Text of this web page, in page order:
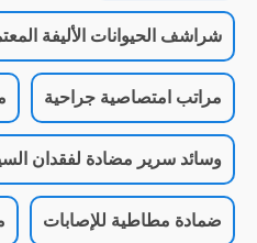
شراشف الحيوانات الأليفة
مراتب امتصاصية جراحية
وسائد سرير مضادة لفقدان
ضمادة مطاطية للإصابات